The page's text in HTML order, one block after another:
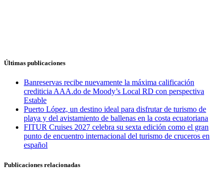
Últimas publicaciones
Banreservas recibe nuevamente la máxima calificación
crediticia AAA.do de Moody’s Local RD con perspectiva
Estable
Puerto López, un destino ideal para disfrutar de turismo de
playa y del avistamiento de ballenas en la costa ecuatoriana
FITUR Cruises 2027 celebra su sexta edición como el gran
punto de encuentro internacional del turismo de cruceros en
español
Publicaciones relacionadas